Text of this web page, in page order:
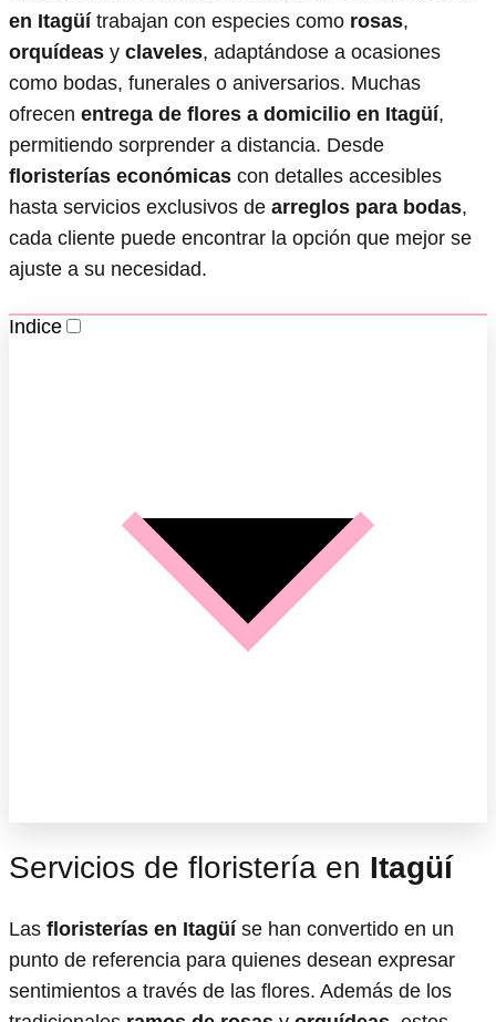
en Itagüítrabajan con especies como rosas,
orquídeas y claveles, adaptándose a ocasiones
como bodas, funerales o aniversarios. Muchas
ofrecen entrega de flores a domicilio en Itagüí,
permitiendo sorprender a distancia. Desde
floristerías económicas con detalles accesibles
hasta servicios exclusivos de arreglos para bodas,
cada cliente puede encontrar la opción que mejor se
ajuste a su necesidad.
Indice
Servicios de floristería en Itagüí
Las floristerías en Itagüí se han convertido en un
punto de referencia para quienes desean expresar
sentimientos a través de las flores. Además de los